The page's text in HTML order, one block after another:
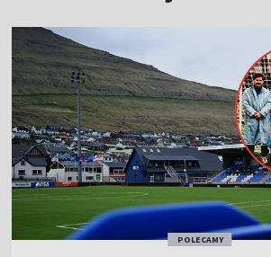
POLECAMY